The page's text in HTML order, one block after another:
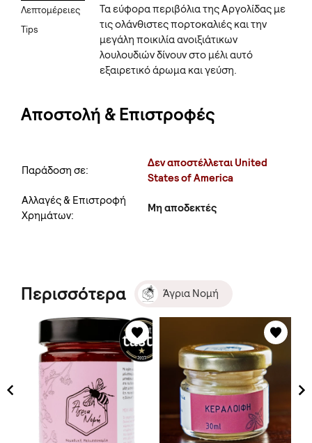
Λεπτομέρειες
Tips
Τα εύφορα περιβόλια της Αργολίδας με
τις ολάνθιστες πορτοκαλιές και την
μεγάλη ποικιλία ανοιξιάτικων
λουλουδιών δίνουν στο μέλι αυτό
εξαιρετικό άρωμα και γεύση.
Αποστολή & Επιστροφές
Παράδοση σε:
Δεν αποστέλλεται United
States of America
Αλλαγές & Επιστροφή
Χρημάτων:
Μη αποδεκτές
Περισσότερα Άγρια Νομή